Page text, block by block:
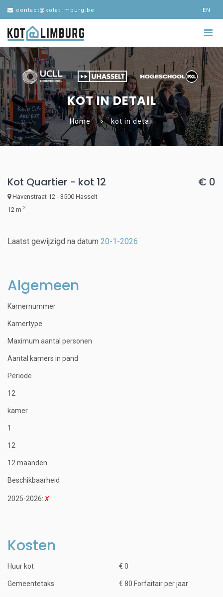
contact@kotatlimburg.be EN
KOT IN DETAIL
Home kot in detail
Kot Quartier - kot 12
Havenstraat 12 - 3500 Hasselt
12 m 2
€ 0
Laatst gewijzigd na datum 20-1-2026
Algemeen
Kamernummer
Kamertype
Maximum aantal personen
Aantal kamers in pand
Periode
12
kamer
1
12
12 maanden
Beschikbaarheid
2025-2026:
Kosten
Huur kot € 0
Gemeentetaks € 80 Forfaitair per jaar